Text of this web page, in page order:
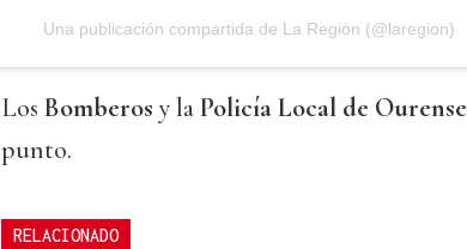
Una publicación compartida de La Región (@laregion)
Los Bomberos y laPolicía Local de Ourense
punto.
RELACIONADO